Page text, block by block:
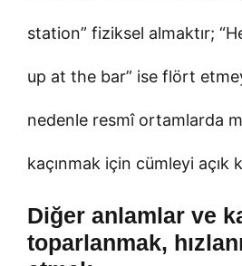
station” fiziksel almaktır;
up at the bar” ise flört
nedenle resmî ortamlarda
kaçınmak için cümleyi açık
Diğer anlamlar ve
toparlanmak,